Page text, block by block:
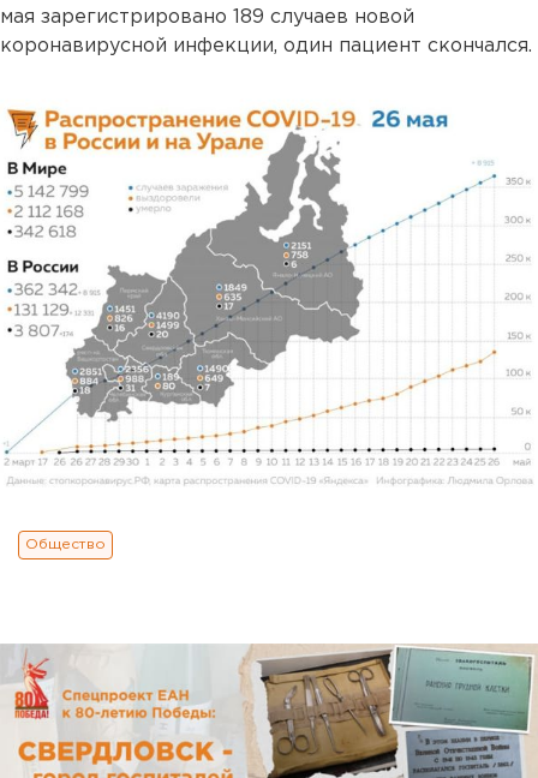
мая зарегистрировано 189 случаев новой
коронавирусной инфекции, один пациент скончался.
Общество